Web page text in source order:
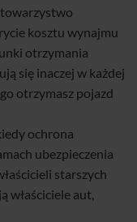
towarzystwo
kosztu wynajmu
otrzymania
się inaczej w każdej
otrzymasz pojazd
ochrona
ubezpieczenia
starszych
właściciele aut,